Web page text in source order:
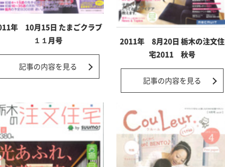
年 10月15日 たまごクラブ
１１月号
記事の内容を見る
2011年 8月20日 栃木の注文住
宅2011 秋号
記事の内容を見る